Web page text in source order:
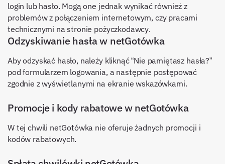
login lub hasło. Mogą one jednak wynikać również z
problemów z połączeniem internetowym, czy pracami
technicznymi na stronie pożyczkodawcy.
Odzyskiwanie hasła w netGotówka
Aby odzyskać hasło, należy kliknąć “Nie pamiętasz hasła?”
pod formularzem logowania, a następnie postępować
zgodnie z wyświetlanymi na ekranie wskazówkami.
Promocje i kody rabatowe w netGotówka
W tej chwili netGotówka nie oferuje żadnych promocji i
kodów rabatowych.